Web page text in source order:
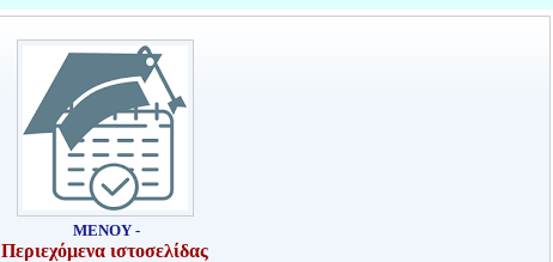
ΜΕΝΟΥ -
Περιεχόμενα ιστοσελίδας